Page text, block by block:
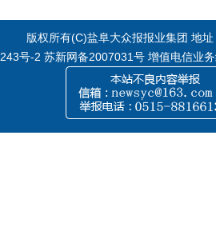
版权所有(C)盐阜大众报报业集团 地
号-2 苏新网备2007031号 增值电信业